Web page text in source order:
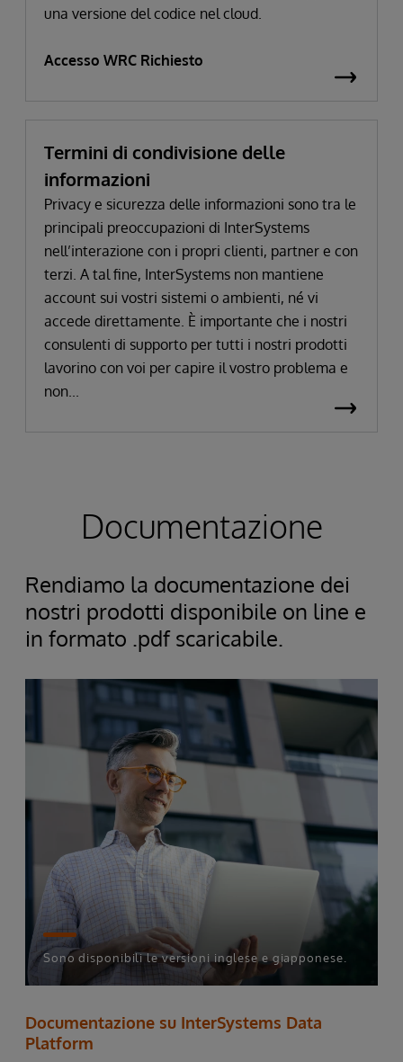
una versione del codice nel cloud.
Accesso WRC Richiesto
Termini di condivisione delle
informazioni
Privacy e sicurezza delle informazioni sono tra le
principali preoccupazioni di InterSystems
nell’interazione con i propri clienti, partner e con
terzi. A tal fine, InterSystems non mantiene
account sui vostri sistemi o ambienti, né vi
accede direttamente. È importante che i nostri
consulenti di supporto per tutti i nostri prodotti
lavorino con voi per capire il vostro problema e
non...
Documentazione
Rendiamo la documentazione dei
nostri prodotti disponibile on line e
in formato .pdf scaricabile.
Sono disponibili le versioni inglese e giapponese.
Documentazione su InterSystems Data
Platform